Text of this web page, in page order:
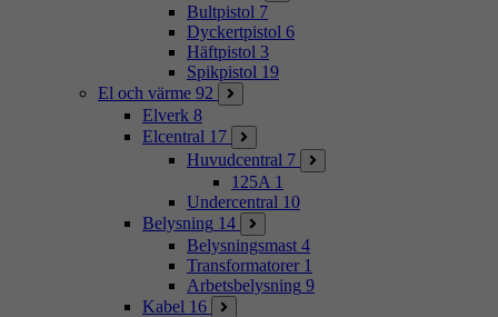
Bultpistol 7
Dyckertpistol 6
Häftpistol 3
Spikpistol 19
El och värme 92
Elverk 8
Elcentral 17
Huvudcentral 7
125A 1
Undercentral 10
Belysning 14
Belysningsmast 4
Transformatorer 1
Arbetsbelysning 9
Kabel 16